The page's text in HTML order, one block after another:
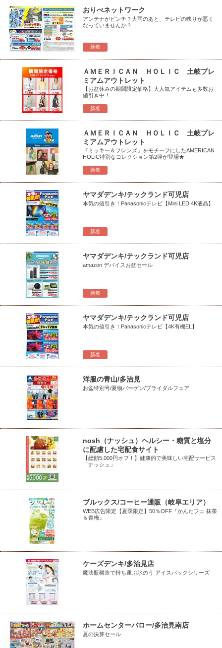
新着
おりべネットワーク
アンテナがピンチ？大雨のあと、テレビの映りが悪く
なっていませんか？
新着
ＡＭＥＲＩＣＡＮ ＨＯＬＩＣ 土岐プレ
ミアムアウトレット
【お盆休みの期間限定価格】大人気アイテムも多数お
値引き中！
新着
ＡＭＥＲＩＣＡＮ ＨＯＬＩＣ 土岐プレ
ミアムアウトレット
『ミッキー＆フレンズ』をモチーフにしたAMERICAN
HOLIC特別なコレクション第2弾が登場★
新着
ヤマダデンキ/テックランド可児店
本気の値引き！Panasonicテレビ【Mini LED 4K液晶】
新着
ヤマダデンキ/テックランド可児店
amazon デバイスお盆セール
新着
ヤマダデンキ/テックランド可児店
本気の値引き！Panasonicテレビ【4K有機EL】
洋服の青山/多治見
お盆特別号/夏物バーゲン/ブライダルフェア
nosh（ナッシュ）ヘルシー・糖質と塩分
に配慮した宅配食サイト
【総額5,000円オフ！】健康的で美味しい宅配サービス
「ナッシュ」
ブルックス/コーヒー通販（岐阜エリア）
WEB広告限定【夏季限定】50％OFF『かんたフェ 抹茶
＆青梅』
ケーズデンキ/多治見店
魔法瓶構造で持ち運ぶ氷のう アイスパックシリーズ
ホームセンターバロー/多治見南店
夏の決算セール